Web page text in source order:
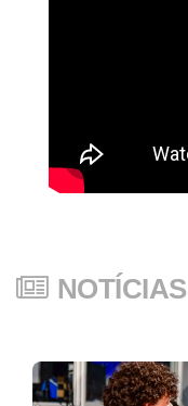
NOTÍCIAS